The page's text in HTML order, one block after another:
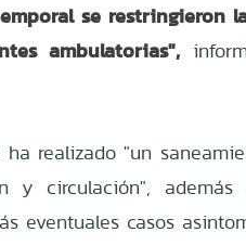
se restringieron
ambulatorias",
realizado "un
y circulación",
eventuales casos